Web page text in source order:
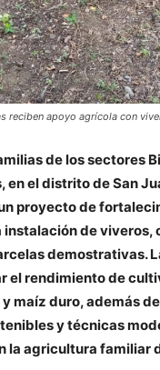
reciben apoyo agrícola con
de los sectores
en el distrito de San
proyecto de
instalación de viveros,
demostrativas.
el rendimiento de
maíz duro, además
y técnicas
la agricultura familiar